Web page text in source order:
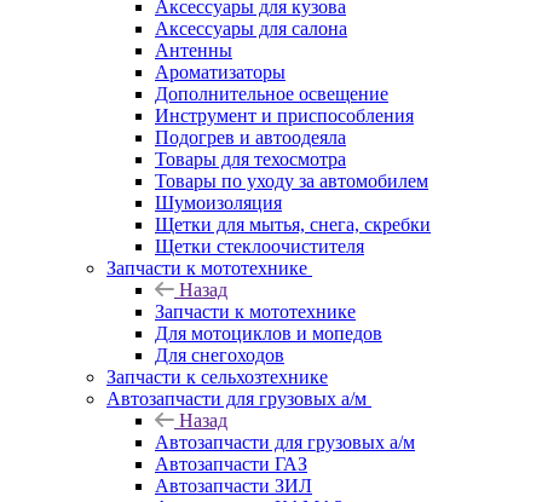
Аксессуары для кузова
Аксессуары для салона
Антенны
Ароматизаторы
Дополнительное освещение
Инструмент и приспособления
Подогрев и автоодеяла
Товары для техосмотра
Товары по уходу за автомобилем
Шумоизоляция
Щетки для мытья, снега, скребки
Щетки стеклоочистителя
Запчасти к мототехнике
Назад
Запчасти к мототехнике
Для мотоциклов и мопедов
Для снегоходов
Запчасти к сельхозтехнике
Автозапчасти для грузовых а/м
Назад
Автозапчасти для грузовых а/м
Автозапчасти ГАЗ
Автозапчасти ЗИЛ